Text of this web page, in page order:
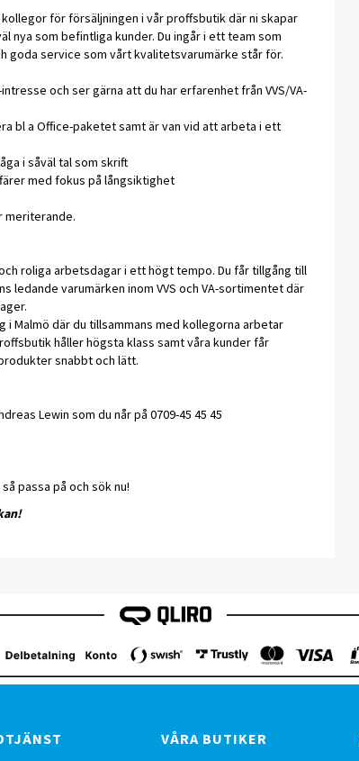
för försäljningen i vår proffsbutik där ni skapar
nya som befintliga kunder. Du ingår i ett team som
goda service som vårt kvalitetsvarumärke står för.
och ser gärna att du har erfarenhet från VVS/VA-
bl a Office-paketet samt är van vid att arbeta i ett
i såväl tal som skrift
med fokus på långsiktighet
meriterande.
roliga arbetsdagar i ett högt tempo. Du får tillgång till
ledande varumärken inom VVS och VA-sortimentet där
i Malmö där du tillsammans med kollegorna arbetar
håller högsta klass samt våra kunder får
snabbt och lätt.
Lewin som du når på 0709-45 45 45
passa på och sök nu!
VÅRA BUTIKER